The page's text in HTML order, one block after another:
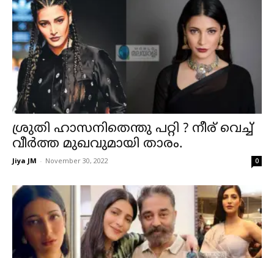
ശ്രുതി ഹാസനിതെന്തു പറ്റി ? നീര് വെച്ച്
വീർത്ത മുഖവുമായി താരം.
Jiya JM - November 30, 2022 0